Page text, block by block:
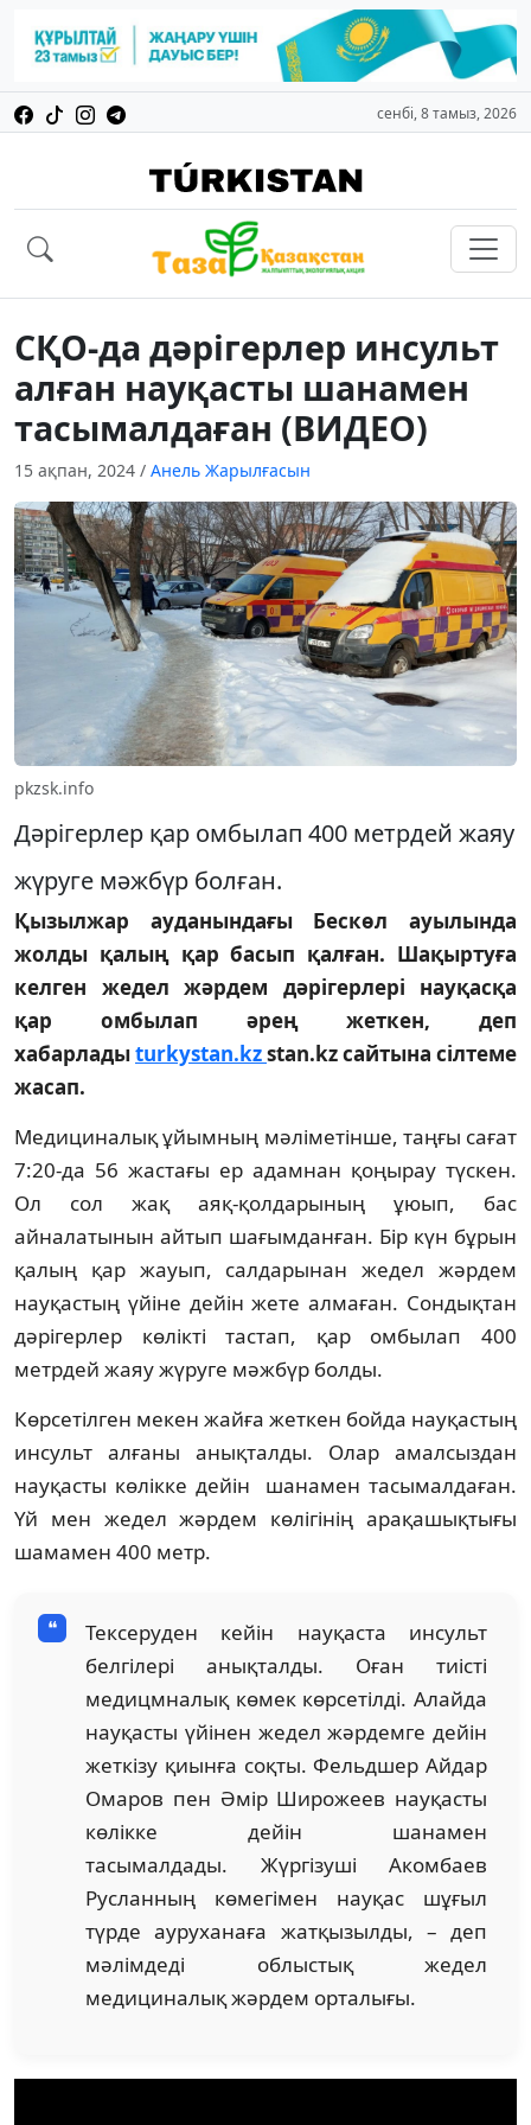
сенбі, 8 тамыз, 2026
СҚО-да дәрігерлер инсульт
алған науқасты шанамен
тасымалдаған (ВИДЕО)
15 ақпан, 2024 / Анель Жарылғасын
pkzsk.info
Дәрігерлер қар омбылап 400 метрдей жаяу
жүруге мәжбүр болған.
Қызылжар ауданындағы Бескөл ауылында
жолды қалың қар басып қалған. Шақыртуға
келген жедел жәрдем дәрігерлері науқасқа
қар омбылап әрең жеткен, деп
хабарладыturkystan.kzstan.kzсайтына сілтеме
жасап.
Медициналық ұйымның мәліметінше, таңғы сағат
7:20-да 56 жастағы ер адамнан қоңырау түскен.
Ол сол жақ аяқ-қолдарының ұюып, бас
айналатынын айтып шағымданған. Бір күн бұрын
қалың қар жауып, салдарынан жедел жәрдем
науқастың үйіне дейін жете алмаған. Сондықтан
дәрігерлер көлікті тастап, қар омбылап 400
метрдей жаяу жүруге мәжбүр болды.
Көрсетілген мекен жайға жеткен бойда науқастың
инсульт алғаны анықталды. Олар амалсыздан
науқасты көлікке дейін шанамен тасымалдаған.
Үй мен жедел жәрдем көлігінің арақашықтығы
шамамен 400 метр.
Тексеруден кейін науқаста инсульт
белгілері анықталды. Оған тиісті
медицмналық көмек көрсетілді. Алайда
науқасты үйінен жедел жәрдемге дейін
жеткізу қиынға соқты. Фельдшер Айдар
Омаров пен Әмір Широжеев науқасты
көлікке дейін шанамен
тасымалдады. Жүргізуші Акомбаев
Русланның көмегімен науқас шұғыл
түрде ауруханаға жатқызылды, – деп
мәлімдеді облыстық жедел
медициналық жәрдем орталығы.